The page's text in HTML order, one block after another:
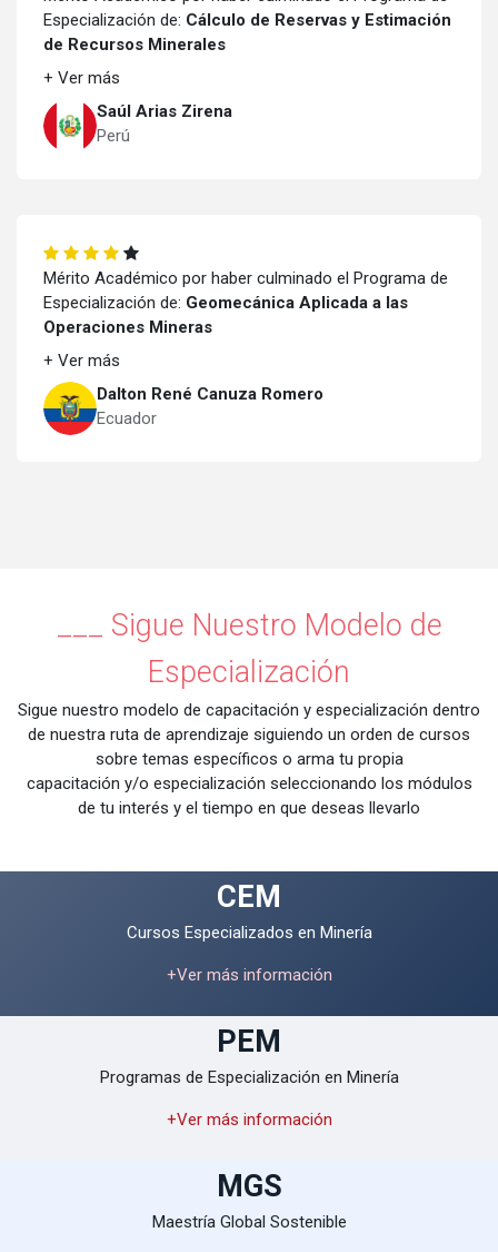
Especialización de: Cálculo de Reservas y Estimación
de Recursos Minerales
+ Ver más
Saúl Arias Zirena
Perú
Mérito Académico por haber culminado el Programa de
Especialización de: Geomecánica Aplicada a las
Operaciones Mineras
+ Ver más
Dalton René Canuza Romero
Ecuador
___ Sigue Nuestro Modelo de
Especialización
Sigue nuestro modelo de capacitación y especialización dentro
de nuestra ruta de aprendizaje siguiendo un orden de cursos
sobre temas específicos o arma tu propia
capacitación y/o especialización seleccionando los módulos
de tu interés y el tiempo en que deseas llevarlo
CEM
Cursos Especializados en Minería
+Ver más información
PEM
Programas de Especialización en Minería
+Ver más información
MGS
Maestría Global Sostenible